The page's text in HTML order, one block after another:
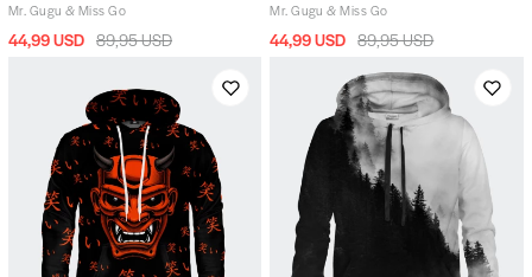
Mr. Gugu & Miss Go
44,99 USD 89,95 USD
Mr. Gugu & Miss Go
44,99 USD 89,95 USD